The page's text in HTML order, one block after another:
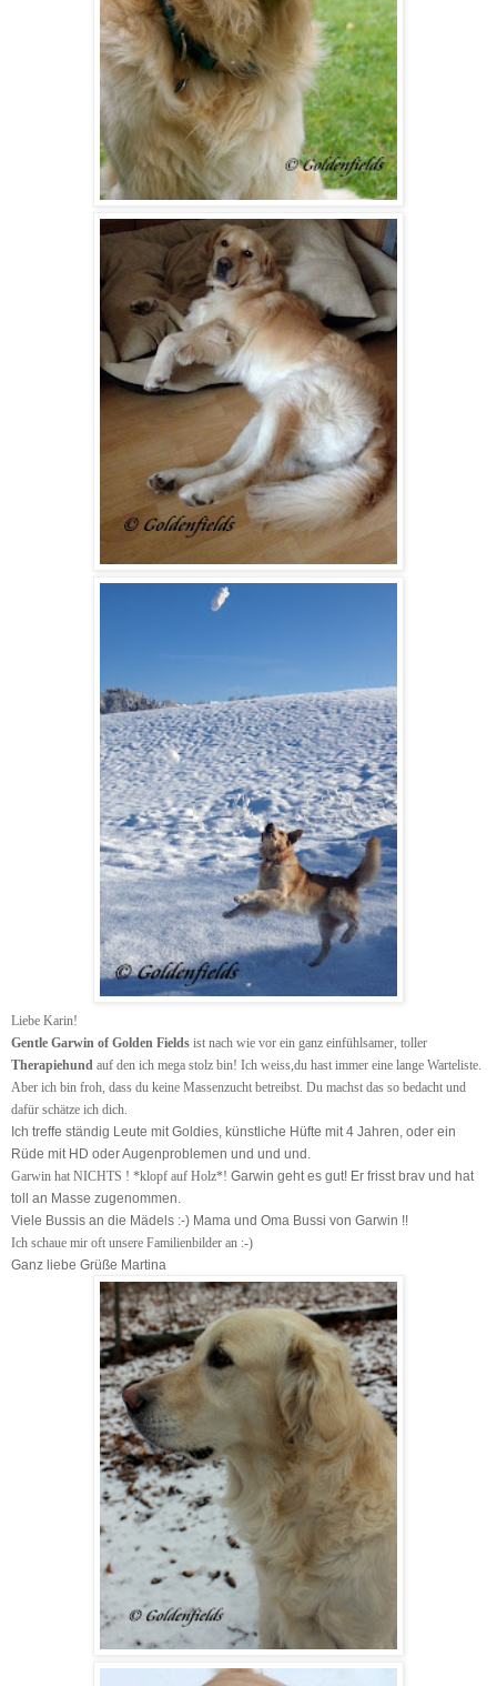
Liebe Karin!
Gentle Garwin of Golden Fields ist nach wie vor ein ganz einfühlsamer, toller
Therapiehund auf den ich mega stolz bin! Ich weiss,du hast immer eine lange Warteliste.
Aber ich bin froh, dass du keine Massenzucht betreibst. Du machst das so bedacht und
dafür schätze ich dich.
Ich treffe ständig Leute mit Goldies, künstliche Hüfte mit 4 Jahren, oder ein
Rüde mit HD oder Augenproblemen und und und.
Garwin hat NICHTS ! *klopf auf Holz*! Garwin geht es gut! Er frisst brav und hat
toll an Masse zugenommen.
Viele Bussis an die Mädels :-) Mama und Oma Bussi von Garwin !!
Ich schaue mir oft unsere Familienbilder an :-)
Ganz liebe Grüße Martina